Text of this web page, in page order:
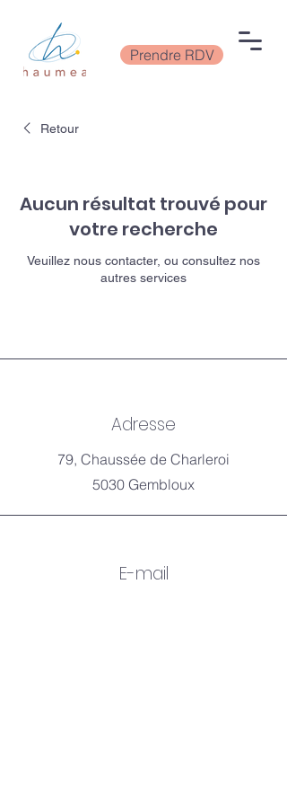
Prendre RDV
Retour
Aucun résultat trouvé pour
votre recherche
Veuillez nous contacter, ou consultez nos
autres services
Adresse
79, Chaussée de Charleroi
5030 Gembloux
E-mail